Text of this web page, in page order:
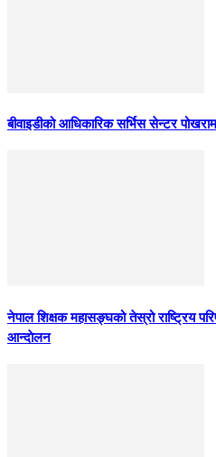
बीवाइडीको आधिकारिक सर्भिस सेन्टर
नेपाल शिक्षक महासङ्घको तेस्रो राष्ट्रिय
आन्दाेलन